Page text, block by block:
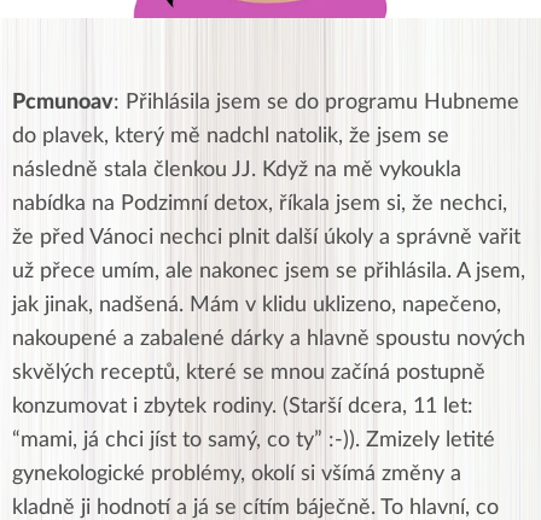
Pcmunoav: Přihlásila jsem se do programu Hubneme
do plavek, který mě nadchl natolik, že jsem se
následně stala členkou JJ. Když na mě vykoukla
nabídka na Podzimní detox, říkala jsem si, že nechci,
že před Vánoci nechci plnit další úkoly a správně vařit
už přece umím, ale nakonec jsem se přihlásila. A jsem,
jak jinak, nadšená. Mám v klidu uklizeno, napečeno,
nakoupené a zabalené dárky a hlavně spoustu nových
skvělých receptů, které se mnou začíná postupně
konzumovat i zbytek rodiny. (Starší dcera, 11 let:
“mami, já chci jíst to samý, co ty” :-)). Zmizely letité
gynekologické problémy, okolí si všímá změny a
kladně ji hodnotí a já se cítím báječně. To hlavní, co